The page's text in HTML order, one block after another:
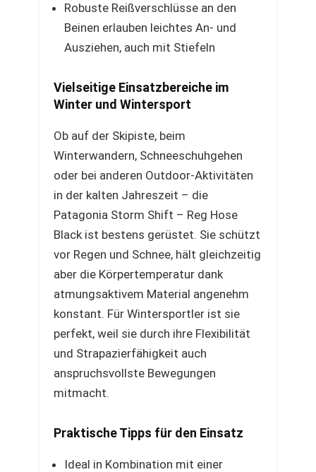
Robuste Reißverschlüsse an den
Beinen erlauben leichtes An- und
Ausziehen, auch mit Stiefeln
Vielseitige Einsatzbereiche im
Winter und Wintersport
Ob auf der Skipiste, beim
Winterwandern, Schneeschuhgehen
oder bei anderen Outdoor-Aktivitäten
in der kalten Jahreszeit – die
Patagonia Storm Shift – Reg Hose
Black ist bestens gerüstet. Sie schützt
vor Regen und Schnee, hält gleichzeitig
aber die Körpertemperatur dank
atmungsaktivem Material angenehm
konstant. Für Wintersportler ist sie
perfekt, weil sie durch ihre Flexibilität
und Strapazierfähigkeit auch
anspruchsvollste Bewegungen
mitmacht.
Praktische Tipps für den Einsatz
Ideal in Kombination mit einer